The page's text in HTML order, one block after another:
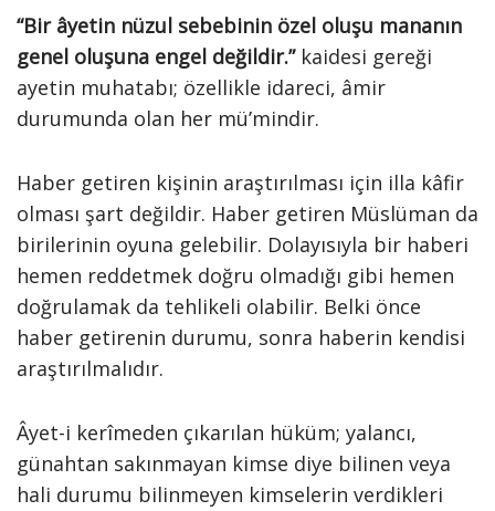
“Bir âyetin nüzul sebebinin özel oluşu mananın
genel oluşuna engel değildir.” kaidesi gereği
ayetin muhatabı; özellikle idareci, âmir
durumunda olan her mü’mindir.
Haber getiren kişinin araştırılması için illa kâfir
olması şart değildir. Haber getiren Müslüman da
birilerinin oyuna gelebilir. Dolayısıyla bir haberi
hemen reddetmek doğru olmadığı gibi hemen
doğrulamak da tehlikeli olabilir. Belki önce
haber getirenin durumu, sonra haberin kendisi
araştırılmalıdır.
Âyet-i kerîmeden çıkarılan hüküm; yalancı,
günahtan sakınmayan kimse diye bilinen veya
hali durumu bilinmeyen kimselerin verdikleri